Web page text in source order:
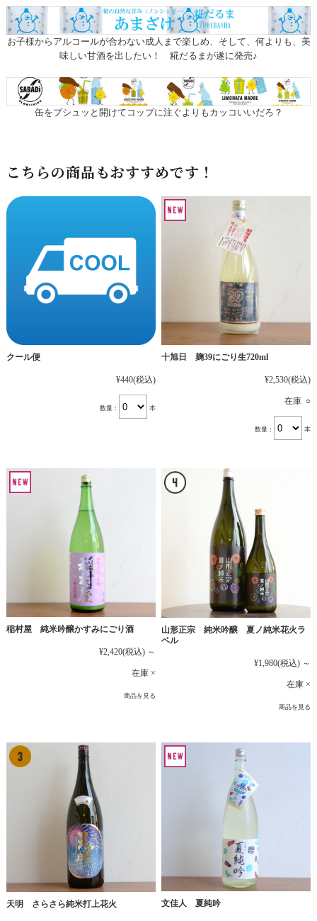
お子様からアルコールが合わない成人まで楽しめ、そして、何よりも、美
味しい甘酒を出したい！ 糀だるまが遂に発売♪
缶をプシュッと開けてコップに注ぐよりもカッコいいだろ？
こちらの商品もおすすめです！
クール便
¥440(税込)
数量： 本
十旭日 麹39にごり生720ml
¥2,530(税込)
在庫 ○
数量： 本
稲村屋 純米吟醸かすみにごり酒
¥2,420(税込) ～
在庫 ×
商品を見る
山形正宗 純米吟醸 夏ノ純米花火ラ
ベル
¥1,980(税込) ～
在庫 ×
商品を見る
天明 さらさら純米打上花火 文佳人 夏純吟